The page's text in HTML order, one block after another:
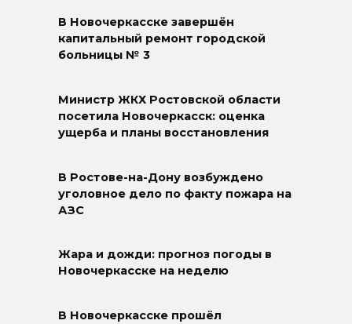
В Новочеркасске завершён
капитальный ремонт городской
больницы № 3
Министр ЖКХ Ростовской области
посетила Новочеркасск: оценка
ущерба и планы восстановления
В Ростове-на-Дону возбуждено
уголовное дело по факту пожара на
АЗС
Жара и дожди: прогноз погоды в
Новочеркасске на неделю
В Новочеркасске прошёл